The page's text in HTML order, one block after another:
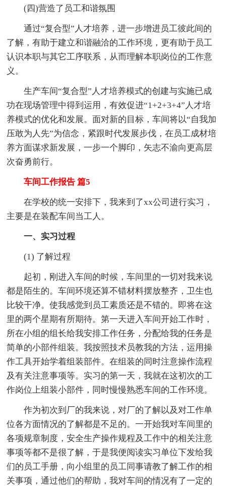
(四)营造了员工和谐氛围
通过“复合型”人才培养，进一步增进员工彼此间的
了解，有助于建立和谐融洽的工作环境，更有助于员工
认识本职与其它工序联系，从而理解本职岗位的工作意
义。
生产车间“复合型”人才培养模式的创建与实施已成
功在现场管理中得到运用，有效促进“1+2+3+4”人才培
养模式的优化和发展。面对新的目标，车间将以“自我加
压敢为人先”为信念，紧跟时代发展步伐，在员工成材培
养方面谋求新发展，一步一个脚印，矢志不渝向更高层
次奋勇前行。
车间工作报告 篇5
在学校的统一安排下，我来到了xx公司进行实习，
主要是在装配车间当工人。
一、实习过程
(1) 了解过程
起初，刚进入车间的时候，车间里的一切对我来说
都是陌生的。车间环境还算不错材料摆放整齐，卫生也
比较干净。使我感觉到员工素质还是不错的。即将在这
里的两个星期有所期待。第一天进入车间开始工作时，
所在小组的组长给我安排工作任务，分配给我的任务是
简单的小部件组装。我按照技术员教我的方法，运用操
作工具开始学着组装部件。在组装的同时注意操作流程
及有关注意事项等。实习的第一天，我就在这初次的工
作岗位上组装小部件，同时慢慢熟悉车间的工作环境。
作为初次到厂的我来说，对厂的了解以及对工作单
位各方面情况的了解都是不足的。一开始我对车间里的
各项规章制度，安全生产操作规程及工作中的相关注意
事项等都不是很了解，于是我便阅读实习单位下发给我
们的员工手册，向小组里的员工同事请教了解工作的相
关事项，通过他们的帮助，我对车间的情况有了一定的